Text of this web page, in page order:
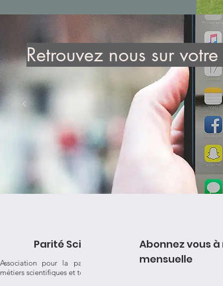
Retrouvez nous sur
Parité Science
Association pour la parité dans les
métiers scientifiques et techniques
Abonnez vous
mensuelle